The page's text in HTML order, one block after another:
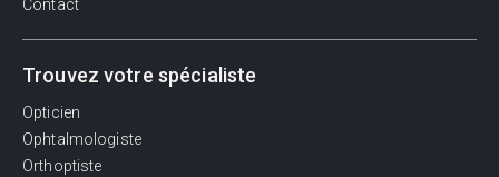
Contact
Trouvez votre spécialiste
Opticien
Ophtalmologiste
Orthoptiste